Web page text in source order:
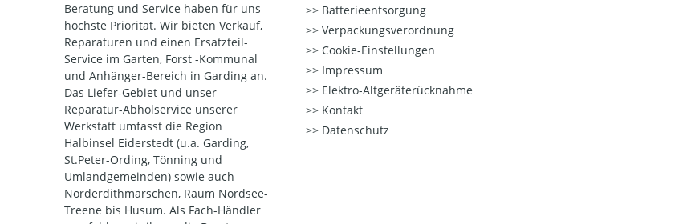
Beratung und Service haben für uns
höchste Priorität. Wir bieten Verkauf,
Reparaturen und einen Ersatzteil-
Service im Garten, Forst -Kommunal
und Anhänger-Bereich in Garding an.
Das Liefer-Gebiet und unser
Reparatur-Abholservice unserer
Werkstatt umfasst die Region
Halbinsel Eiderstedt (u.a. Garding,
St.Peter-Ording, Tönning und
Umlandgemeinden) sowie auch
Norderdithmarschen, Raum Nordsee-
Treene bis Husum. Als Fach-Händler
Batterieentsorgung
Verpackungsverordnung
Cookie-Einstellungen
Impressum
Elektro-Altgeräterücknahme
Kontakt
Datenschutz